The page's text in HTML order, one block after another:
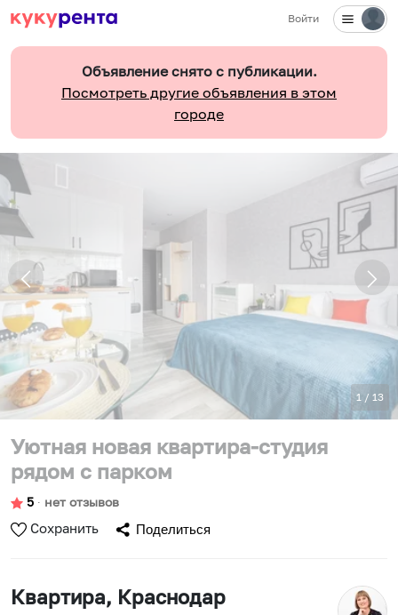
Войти
Объявление снято с публикации.
Посмотреть другие объявления в этом
городе
1 / 13
Уютная новая квартира-студия
рядом с парком
5 ∙ нет отзывов
Сохранить Поделиться
Квартира, Краснодар